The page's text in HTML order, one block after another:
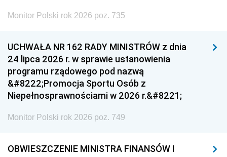
Monitor Polski rok 2026 poz. 735
UCHWAŁA NR 162 RADY MINISTRÓW z dnia
24 lipca 2026 r. w sprawie ustanowienia
programu rządowego pod nazwą
&#8222;Promocja Sportu Osób z
Niepełnosprawnościami w 2026 r.&#8221;
Monitor Polski rok 2026 poz. 749
OBWIESZCZENIE MINISTRA FINANSÓW I